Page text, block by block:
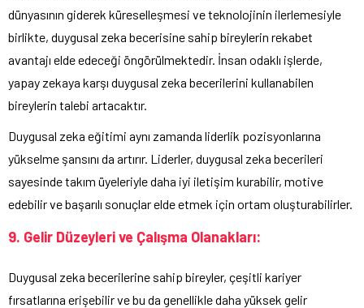
dünyasının giderek küreselleşmesi ve teknolojinin ilerlemesiyle
birlikte, duygusal zeka becerisine sahip bireylerin rekabet
avantajı elde edeceği öngörülmektedir. İnsan odaklı işlerde,
yapay zekaya karşı duygusal zeka becerilerini kullanabilen
bireylerin talebi artacaktır.
Duygusal zeka eğitimi aynı zamanda liderlik pozisyonlarına
yükselme şansını da artırır. Liderler, duygusal zeka becerileri
sayesinde takım üyeleriyle daha iyi iletişim kurabilir, motive
edebilir ve başarılı sonuçlar elde etmek için ortam oluşturabilirler.
9. Gelir Düzeyleri ve Çalışma Olanakları:
Duygusal zeka becerilerine sahip bireyler, çeşitli kariyer
fırsatlarına erişebilir ve bu da genellikle daha yüksek gelir